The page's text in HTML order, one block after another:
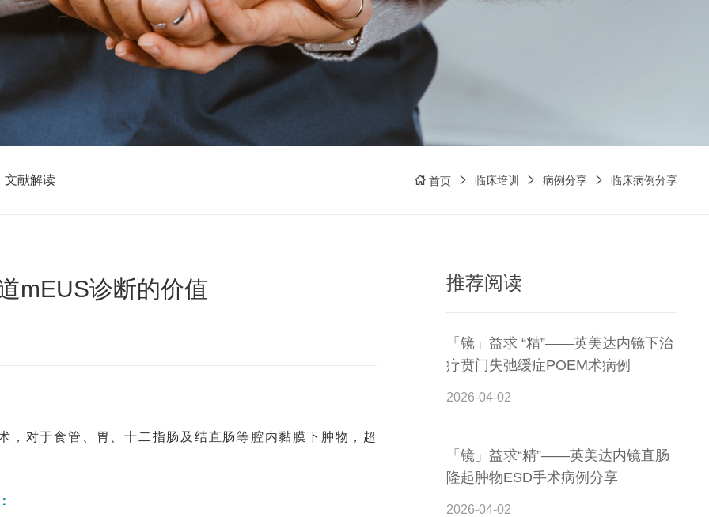
文献解读 首页 临床培训 病例分享 临床病例分享
mEUS诊断的价值
，对于食管、胃、十二指肠及结直肠等腔内黏膜下肿物，超
推荐阅读
「镜」益求 “精”——英美达内镜下治
疗贲门失弛缓症POEM术病例
2026-04-02
「镜」益求“精”——英美达内镜直肠
隆起肿物ESD手术病例分享
2026-04-02